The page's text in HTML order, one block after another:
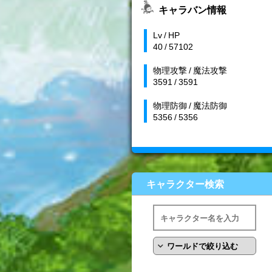
キャラバン情報
Lv / HP
40 / 57102
物理攻撃 / 魔法攻撃
3591 / 3591
物理防御 / 魔法防御
5356 / 5356
キャラクター検索